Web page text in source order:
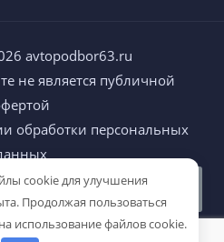
avtopodbor63.ru
не является публичной
обработки персональных
cookie для улучшения
Продолжая пользоваться
использование файлов cookie.